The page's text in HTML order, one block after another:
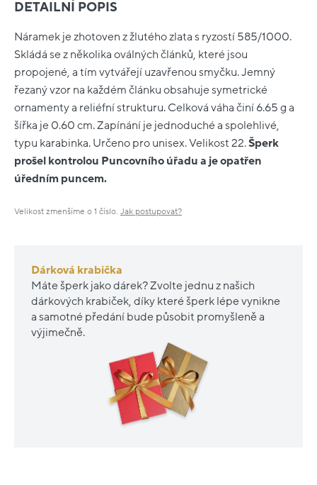
DETAILNÍ POPIS
Náramek je zhotoven z žlutého zlata s ryzostí 585/1000.
Skládá se z několika oválných článků, které jsou
propojené, a tím vytvářejí uzavřenou smyčku. Jemný
řezaný vzor na každém článku obsahuje symetrické
ornamenty a reliéfní strukturu. Celková váha činí 6.65 g a
šířka je 0.60 cm. Zapínání je jednoduché a spolehlivé,
typu karabinka. Určeno pro unisex. Velikost 22.Šperk
prošel kontrolou Puncovního úřadu a je opatřen
úředním puncem.
Velikost zmenšíme o 1 číslo. Jak postupovat?
Dárková krabička
Máte šperk jako dárek? Zvolte jednu z našich
dárkových krabiček, díky které šperk lépe vynikne
a samotné předání bude působit promyšleně a
výjimečně.